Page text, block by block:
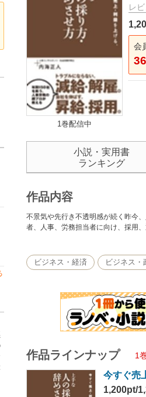
1巻配信中
レ
会
小説・実用書
ランキング
作品内容
不景気や先行き不透明感が続く昨今
者、人事、労務担当者に向け、採用
ビジネス・経済 ビジネス・
作品ラインナップ 1
今すぐ売
1,200pt/